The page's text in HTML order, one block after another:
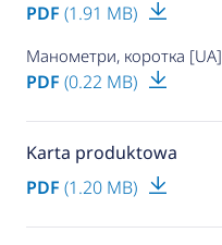
PDF (1.91 MB)
Манометри, коротка [UA]
PDF (0.22 MB)
Karta produktowa
PDF (1.20 MB)